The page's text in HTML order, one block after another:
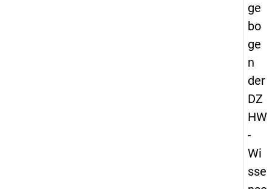
ge
bo
ge
n
der
DZ
HW
-
Wi
sse